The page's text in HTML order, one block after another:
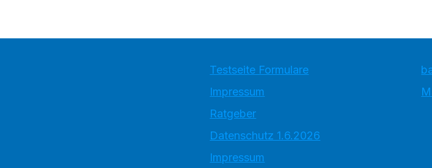
Testseite Formulare
Impressum
Ratgeber
Datenschutz 1.6.2026
Impressum